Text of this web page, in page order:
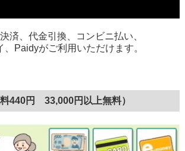
済、代金引換、コンビニ払い、
、Paidyがご利用いただけます。
440円 33,000円以上無料）